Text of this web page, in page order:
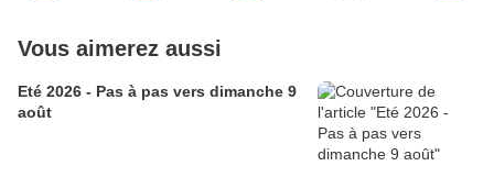
Vous aimerez aussi
Eté 2026 - Pas à pas vers dimanche 9
août